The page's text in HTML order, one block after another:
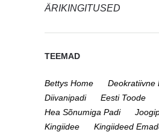
ÄRIKINGITUSED
TEEMAD
Bettys Home
Deokratiivne
Diivanipadi
Eesti Toode
Hea Sõnumiga Padi
Kingiidee
Kingiideed